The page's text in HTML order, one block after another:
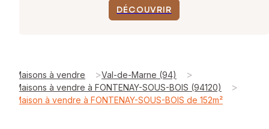
DÉCOUVRIR
Maisons à vendre >Val-de-Marne (94) >
Maisons à vendre à FONTENAY-SOUS-BOIS (94120) >
Maison à vendre à FONTENAY-SOUS-BOIS de 152m²